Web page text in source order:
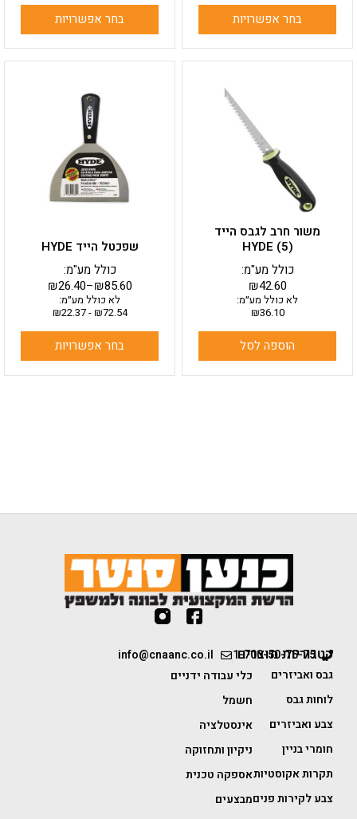
בחר אפשרויות בחר אפשרויות
משור חרב לגבס הייד
HYDE (5)
₪42.60
כולל מע"מ:
לא כולל מע״מ:
₪36.10
הוספה לסל
שפכטל הייד HYDE
₪26.40–₪85.60
כולל מע"מ:
לא כולל מע״מ:
₪72.54
-
₪22.37
בחר אפשרויות
יש
מספר
סוגים.
ניתן
לבחור
את
האפשרויות
1-700-50-75-75
info@cnaanc.co.il קטגוריות מוצרים
גבס ואביזרים
לוחות גבס
צבע ואביזרים
חומרי בניין
תקרות אקוסטיות
צבע לקירות פנים
כלי עבודה ידניים
חשמל
אינסטלציה
ניקיון ותחזוקה
אספקה טכנית
מבצעים